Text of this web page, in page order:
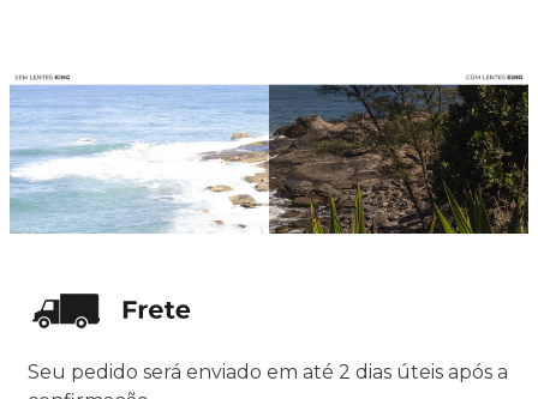
Seu pedido será enviado em até 2 dias úteis após a